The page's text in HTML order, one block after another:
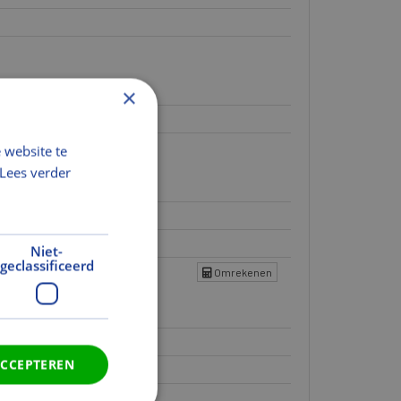
Omrekenen
×
website te
Lees verder
Niet-
geclassificeerd